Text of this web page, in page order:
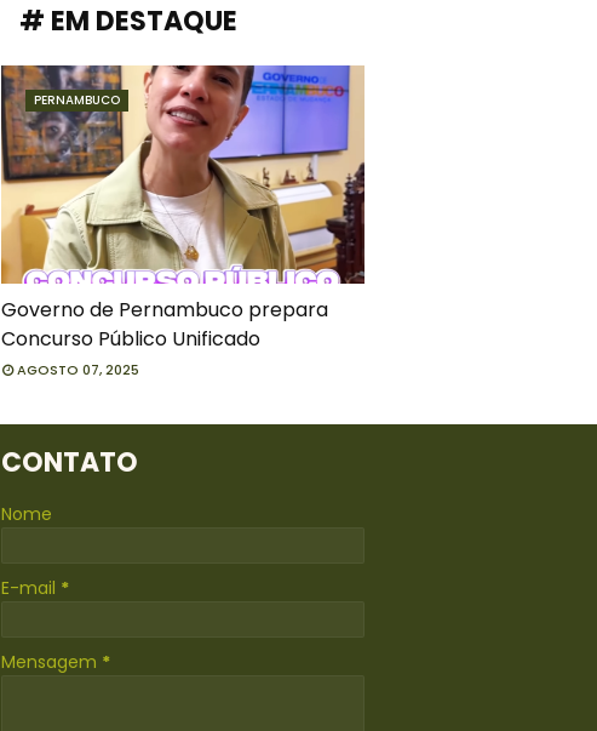
# EM DESTAQUE
PERNAMBUCO
Governo de Pernambuco prepara
Concurso Público Unificado
AGOSTO 07, 2025
CONTATO
Nome
E-mail *
Mensagem *